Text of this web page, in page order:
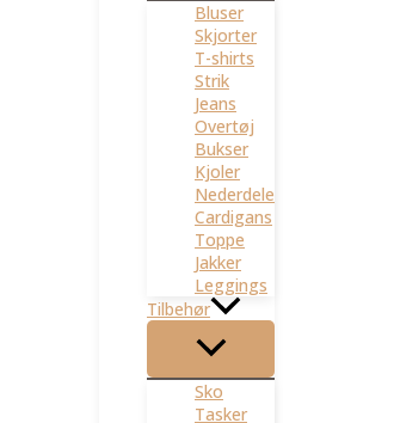
Bluser
Skjorter
T-shirts
Strik
Jeans
Overtøj
Bukser
Kjoler
Nederdele
Cardigans
Toppe
Jakker
Leggings
Tilbehør
Sko
Tasker